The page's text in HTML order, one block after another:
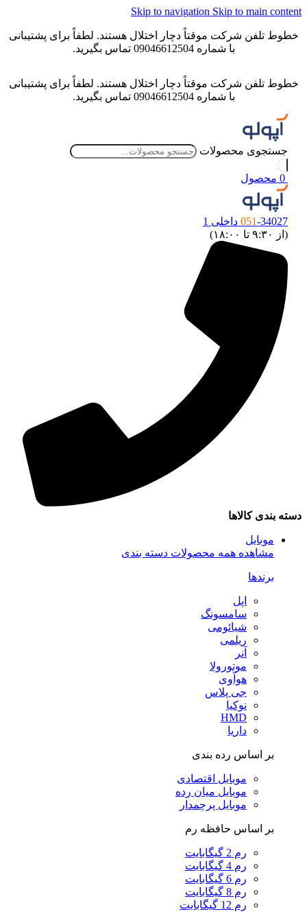
Skip to navigationSkip to main
خطوط تلفن شرکت موقتاً دچار اختلال هستند. لطفاً برای پشتیبانی
با شماره 09046612504 تماس بگیرید.
خطوط تلفن شرکت موقتاً دچار اختلال هستند. لطفاً برای پشتیبانی
با شماره 09046612504 تماس بگیرید.
جستجوی محصولات
محصول
051-34027 داخلی 1
(از ۹:۳۰ تا ۱۸:۰۰)
بندی کالاها
موبایل
مشاهده همه محصولات دسته بندی
برندها
اپل
سامسونگ
شیائومی
ریلمی
آنر
موتورولا
هوآوی
جی پلاس
نوکیا
HMD
داریا
بر اساس رده بندی
موبایل اقتصادی
موبایل میان رده
موبایل پرچمدار
بر اساس حافظه رم
رم 2 گیگابایت
رم 4 گیگابایت
رم 6 گیگابایت
رم 8 گیگابایت
رم 12 گیگابایت